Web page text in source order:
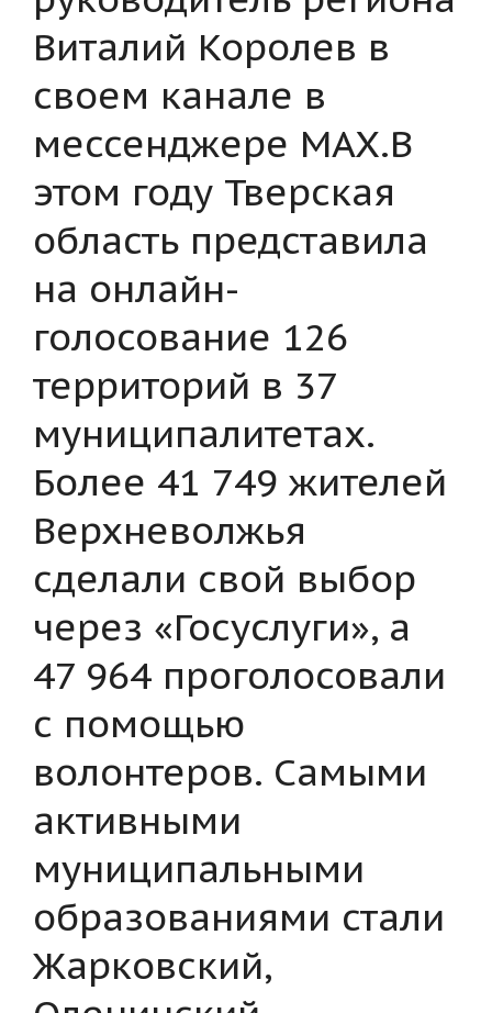
Виталий Королев в
своем канале в
мессенджере MAX.В
этом году Тверская
область представила
на онлайн-
голосование 126
территорий в 37
муниципалитетах.
Более 41 749 жителей
Верхневолжья
сделали свой выбор
через «Госуслуги», а
47 964 проголосовали
с помощью
волонтеров. Самыми
активными
муниципальными
образованиями стали
Жарковский,